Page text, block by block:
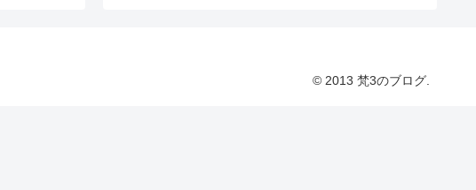
© 2013 梵3のブログ.